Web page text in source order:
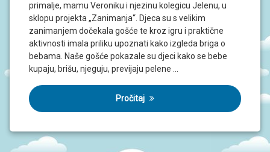
primalje, mamu Veroniku i njezinu kolegicu Jelenu, u
sklopu projekta „Zanimanja“. Djeca su s velikim
zanimanjem dočekala gošće te kroz igru i praktične
aktivnosti imala priliku upoznati kako izgleda briga o
bebama. Naše gošće pokazale su djeci kako se bebe
kupaju, brišu, njeguju, previjaju pelene …
Pročitaj